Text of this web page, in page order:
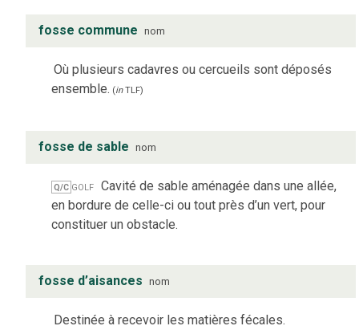
fosse commune nom
Où plusieurs cadavres ou cercueils sont déposés
ensemble. (inTLF)
fosse de sable nom
Q/C golf Cavité de sable aménagée dans une allée,
en bordure de celle-ci ou tout près d’un vert, pour
constituer un obstacle.
fosse d’aisances nom
Destinée à recevoir les matières fécales.